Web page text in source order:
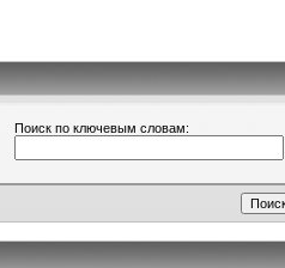
Поиск по ключевым словам: